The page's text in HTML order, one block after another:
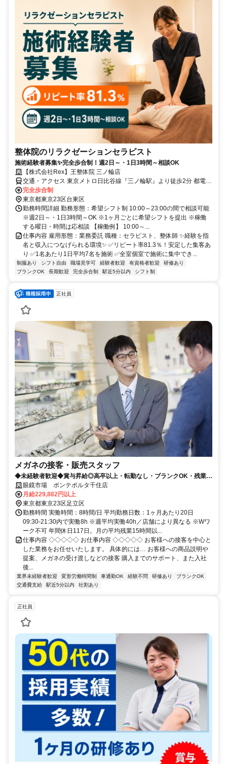
整体院のリラクゼーションセラピスト
施術経験者募集✨完全歩合制！週2日～・1日3時間～相談OK
【株式会社Rex】王整体院 三ノ輪店
交通・アクセス 東京メトロ日比谷線『三ノ輪駅』より徒歩2分 都電荒
川線『三ノ輪橋駅』より徒歩5分
完全歩合制
東京都東京23区台東区
勤務時間詳細 勤務形態：希望シフト制 10:00～23:00の間で相談可能
※週2日～・1日3時間～OK ※1ヶ月ごとに希望シフトを提出 ※稼働
する曜日・時間は応相談 【稼働例】 10:00～...
仕事内容 雇用形態：業務委託 職種：セラピスト、整体師 ✨経験を指
名と収入につなげられる環境✨ ✅リピート率81.3％！安定した集客あ
り ✅1名あたり1日平均7名を施術 ✅全室個室で施術に集中でき...
制服あり シフト自由 職場見学可 経験者歓迎 有資格者歓迎
研修あり
ブランクOK
長期歓迎 完全歩合制 駅近5分以内 シフト制
正社員
メガネの接客・販売スタッフ
◆未経験者歓迎◆賞与昇給◎高卒以上・転勤なし・ブランクOK・残業少
なめ・業界No1！
眼鏡市場 ポンテポルタ千住店
月給229,882円以上
東京都東京23区足立区
勤務時間 実働時間：8時間/日 平均勤務日数：1ヶ月あたり20日
09:30-21:30内で実働8h ※週平均実働40h／店舗により異なる ※Wワ
ーク不可 年間休日117日。月の平均残業15時間以...
仕事内容 ◇◇◇◇◇ お仕事内容 ◇◇◇◇◇ お客様への接客を中心と
した業務をお任せいたします。 具体的には… お客様への商品説明や
提案、メガネの受け渡しなどの接客 購入までのサポート、また入社
後...
業界未経験者歓迎 変形労働時間制 車通勤OK 経験不問 研修あり
ブランクOK
交通費支給
駅近5分以内 社割あり
正社員